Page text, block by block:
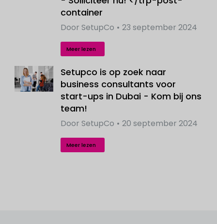
container
Door SetupCo 23 september 2024
Meer lezen
Setupco is op zoek naar
business consultants voor
start-ups in Dubai - Kom bij ons
team!
Door SetupCo 20 september 2024
Meer lezen